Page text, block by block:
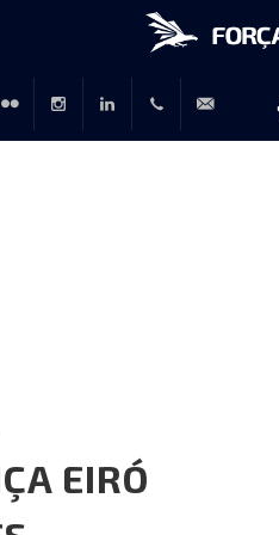
EIRÓ